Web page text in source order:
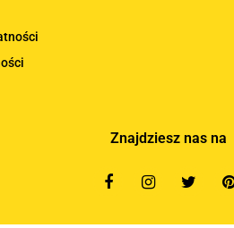
Znajdziesz nas na